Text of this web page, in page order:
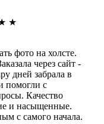
★
фото на холсте.
через сайт -
дней забрала в
помогли с
Качество
и насыщенные.
с самого начала.